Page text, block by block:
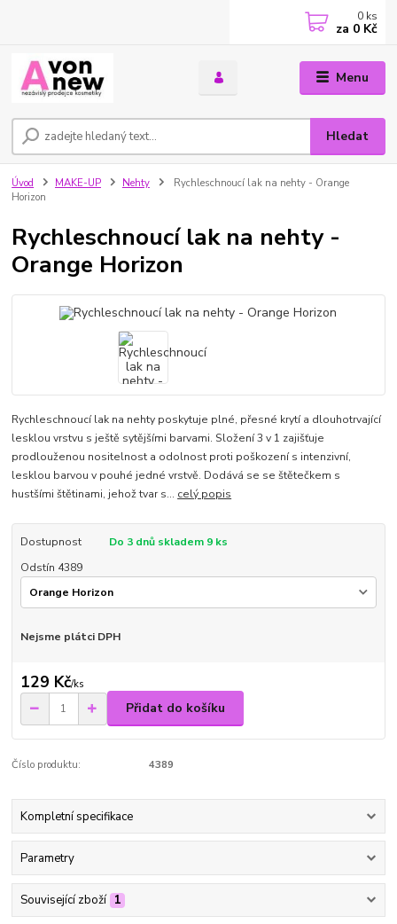
Menu
Hledat
0 ks
za 0 Kč
Úvod MAKE-UP Nehty
Rychleschnoucí lak na nehty - Orange
Horizon
Rychleschnoucí lak na nehty -
Orange Horizon
Rychleschnoucí lak na nehty poskytuje plné, přesné krytí a dlouhotrvající
lesklou vrstvu s ještě sytějšími barvami. Složení 3 v 1 zajišťuje
prodlouženou nositelnost a odolnost proti poškození s intenzivní,
lesklou barvou v pouhé jedné vrstvě. Dodává se se štětečkem s
hustšími štětinami, jehož tvar s... celý popis
Dostupnost
Do 3 dnů skladem 9 ks
Odstín 4389
Nejsme plátci DPH
129 Kč/ks
Přidat do košíku
Číslo produktu: 4389
Kompletní specifikace
Parametry
Související zboží 1